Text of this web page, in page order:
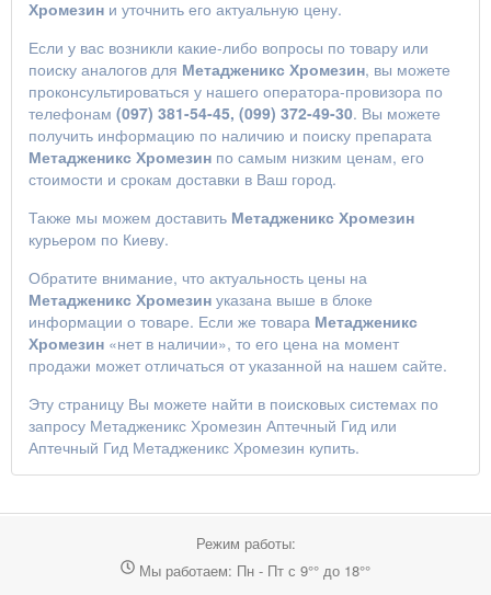
Хромезин и уточнить его актуальную цену.
Если у вас возникли какие-либо вопросы по товару или
поиску аналогов для Метадженикс Хромезин, вы можете
проконсультироваться у нашего оператора-провизора по
телефонам (097) 381-54-45, (099) 372-49-30. Вы можете
получить информацию по наличию и поиску препарата
Метадженикс Хромезин по самым низким ценам, его
стоимости и срокам доставки в Ваш город.
Также мы можем доставить Метадженикс Хромезин
курьером по Киеву.
Обратите внимание, что актуальность цены на
Метадженикс Хромезин указана выше в блоке
информации о товаре. Если же товара Метадженикс
Хромезин «нет в наличии», то его цена на момент
продажи может отличаться от указанной на нашем сайте.
Эту страницу Вы можете найти в поисковых системах по
запросу Метадженикс Хромезин Аптечный Гид или
Аптечный Гид Метадженикс Хромезин купить.
Режим работы:
Мы работаем: Пн - Пт с 9°° до 18°°